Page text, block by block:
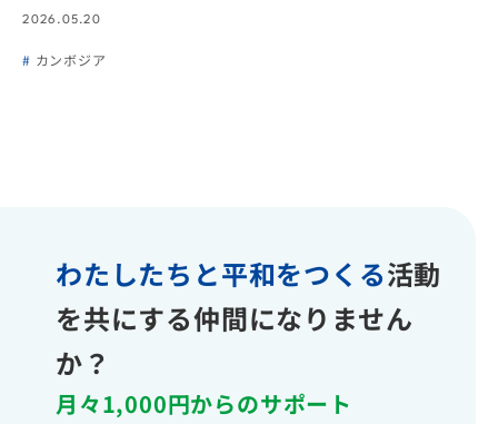
2026.05.20
カンボジア
わたしたちと平和をつくる活動
を共にする仲間になりません
か？
月々1,000円からのサポート